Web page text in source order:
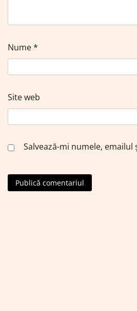
Nume*
Site web
Salvează-mi numele,